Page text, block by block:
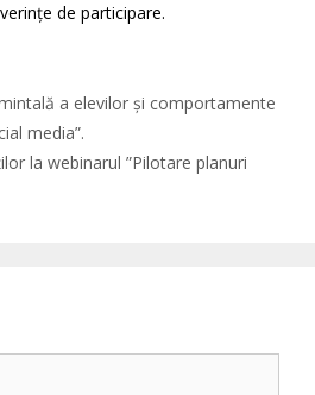
de participare.
a elevilor și comportamente
media”.
la webinarul ”Pilotare planuri